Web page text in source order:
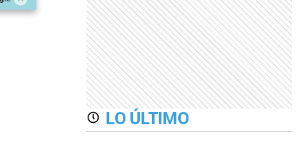
LO ÚLTIMO